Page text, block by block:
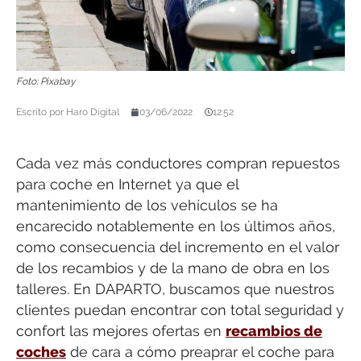
Foto: Pixabay
Escrito por Haro Digital 03/06/2022 12:52
Cada vez más conductores compran repuestos
para coche en Internet ya que el
mantenimiento de los vehículos se ha
encarecido notablemente en los últimos años,
como consecuencia del incremento en el valor
de los recambios y de la mano de obra en los
talleres. En DAPARTO, buscamos que nuestros
clientes puedan encontrar con total seguridad y
confort las mejores ofertas en recambios de
coches de cara a cómo preaprar el coche para